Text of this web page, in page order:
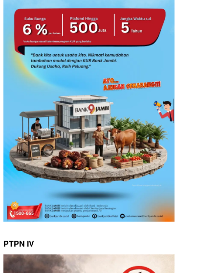
PTPN IV